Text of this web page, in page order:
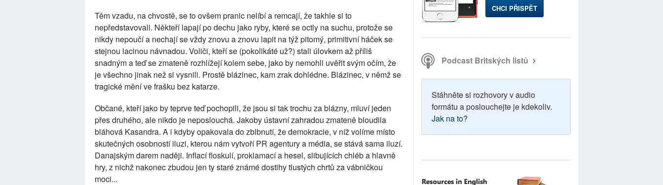
Těm vzadu, na chvostě, se to ovšem pranic nelíbí a remcají, že takhle si to
nepředstavovali. Někteří lapají po dechu jako ryby, které se octly na suchu, protože se
nikdy nepoučí a nechají se vždy znovu a znovu lapit na týž pitomý, primitivní háček se
stejnou lacinou návnadou. Voliči, kteří se (pokolikáté už?) stali úlovkem až příliš
snadným a teď se zmateně rozhlížejí kolem sebe, jako by nemohli uvěřit svým očím, že
je všechno jinak než si vysnili. Prostě blázinec, kam zrak dohlédne. Blázinec, v němž se
tragické mění ve frašku bez katarze.
Občané, kteří jako by teprve teď pochopili, že jsou si tak trochu za blázny, mluví jeden
přes druhého, ale nikdo je neposlouchá. Jakoby ústavní zahradou zmateně bloudila
bláhová Kasandra. A i kdyby opakovala do zblbnutí, že demokracie, v níž volíme místo
skutečných osobností iluzi, kterou nám vytvoří PR agentury a média, se stává sama iluzí.
Danajským darem naději. Inflací floskulí, proklamací a hesel, slibujících chléb a hlavně
hry, z nichž nakonec zbudou jen ty staré známé dostihy tlustých chrtů za vábničkou
moci...
CHCI PŘISPĚT
Podcast Britských listů
Stáhněte si rozhovory v audio
formátu a poslouchejte je kdekoliv.
Jak na to?